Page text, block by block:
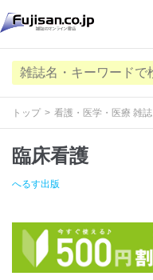
トップ 看護・医学・医療 雑誌
臨床看護
へるす出版